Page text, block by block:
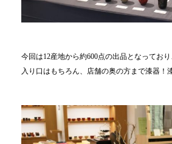
今回は12産地から約600点の出品となっており
入り口はもちろん、店舗の奥の方まで漆器！